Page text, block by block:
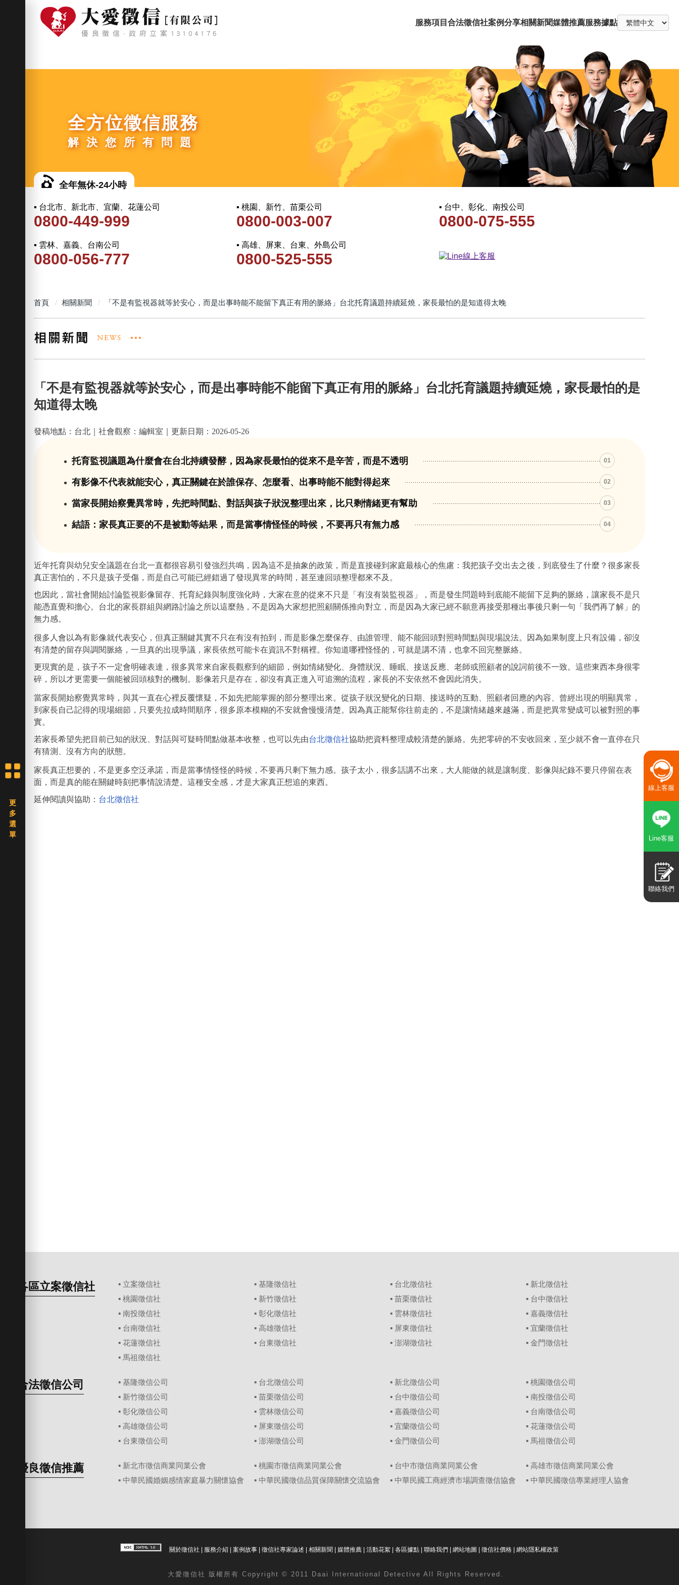
服務項目 合法徵信社案例分享相關新聞媒體推薦服務據點
全方位徵信服務
解決您所有問題
全年無休-24小時
▪ 台北市、新北市、宜蘭、花蓮公司
0800-449-999
▪ 桃園、新竹、苗栗公司
0800-003-007
▪ 台中、彰化、南投公司
0800-075-555
▪ 雲林、嘉義、台南公司
0800-056-777
▪ 高雄、屏東、台東、外島公司
0800-525-555
首頁 相關新聞 「不是有監視器就等於安心，而是出事時能不能留下真正有用的脈絡」台北托育議題持續延燒，家長最怕的是知道得太晚
「不是有監視器就等於安心，而是出事時能不能留下真正有用的脈絡」台北托育議題持續延燒，家長最怕的是
知道得太晚
發稿地點：台北｜社會觀察：編輯室｜更新日期：2026-05-26
托育監視議題為什麼會在台北持續發酵，因為家長最怕的從來不是辛苦，而是不透明 01
有影像不代表就能安心，真正關鍵在於誰保存、怎麼看、出事時能不能對得起來 02
當家長開始察覺異常時，先把時間點、對話與孩子狀況整理出來，比只剩情緒更有幫助 03
結語：家長真正要的不是被動等結果，而是當事情怪怪的時候，不要再只有無力感 04
近年托育與幼兒安全議題在台北一直都很容易引發強烈共鳴，因為這不是抽象的政策，而是直接碰到家庭最核心的焦慮：我把孩子交出去之後，到底發生了什麼？很多家長
真正害怕的，不只是孩子受傷，而是自己可能已經錯過了發現異常的時間，甚至連回頭整理都來不及。
也因此，當社會開始討論監視影像留存、托育紀錄與制度強化時，大家在意的從來不只是「有沒有裝監視器」，而是發生問題時到底能不能留下足夠的脈絡，讓家長不是只
能憑直覺和擔心。台北的家長群組與網路討論之所以這麼熱，不是因為大家想把照顧關係推向對立，而是因為大家已經不願意再接受那種出事後只剩一句「我們再了解」的
無力感。
很多人會以為有影像就代表安心，但真正關鍵其實不只在有沒有拍到，而是影像怎麼保存、由誰管理、能不能回頭對照時間點與現場說法。因為如果制度上只有設備，卻沒
有清楚的留存與調閱脈絡，一旦真的出現爭議，家長依然可能卡在資訊不對稱裡。你知道哪裡怪怪的，可就是講不清，也拿不回完整脈絡。
更現實的是，孩子不一定會明確表達，很多異常來自家長觀察到的細節，例如情緒變化、身體狀況、睡眠、接送反應、老師或照顧者的說詞前後不一致。這些東西本身很零
碎，所以才更需要一個能被回頭核對的機制。影像若只是存在，卻沒有真正進入可追溯的流程，家長的不安依然不會因此消失。
當家長開始察覺異常時，與其一直在心裡反覆懷疑，不如先把能掌握的部分整理出來。從孩子狀況變化的日期、接送時的互動、照顧者回應的內容、曾經出現的明顯異常，
到家長自己記得的現場細節，只要先拉成時間順序，很多原本模糊的不安就會慢慢清楚。因為真正能幫你往前走的，不是讓情緒越來越滿，而是把異常變成可以被對照的事
實。
若家長希望先把目前已知的狀況、對話與可疑時間點做基本收整，也可以先由台北徵信社協助把資料整理成較清楚的脈絡。先把零碎的不安收回來，至少就不會一直停在只
有猜測、沒有方向的狀態。
家長真正想要的，不是更多空泛承諾，而是當事情怪怪的時候，不要再只剩下無力感。孩子太小，很多話講不出來，大人能做的就是讓制度、影像與紀錄不要只停留在表
面，而是真的能在關鍵時刻把事情說清楚。這種安全感，才是大家真正想追的東西。
延伸閱讀與協助： 台北徵信社
各區立案徵信社 ▪ 立案徵信社 ▪ 基隆徵信社 ▪ 台北徵信社 ▪ 新北徵信社
▪ 桃園徵信社 ▪ 新竹徵信社 ▪ 苗栗徵信社 ▪ 台中徵信社
▪ 南投徵信社 ▪ 彰化徵信社 ▪ 雲林徵信社 ▪嘉義徵信社
▪ 台南徵信社 ▪ 高雄徵信社 ▪ 屏東徵信社 ▪宜蘭徵信社
▪ 花蓮徵信社 ▪ 台東徵信社 ▪ 澎湖徵信社 ▪金門徵信社
▪ 馬祖徵信社
合法徵信公司 ▪ 基隆徵信公司 ▪ 台北徵信公司 ▪ 新北徵信公司 ▪桃園徵信公司
▪ 新竹徵信公司 ▪ 苗栗徵信公司 ▪ 台中徵信公司 ▪南投徵信公司
▪ 彰化徵信公司 ▪ 雲林徵信公司 ▪ 嘉義徵信公司 ▪ 台南徵信公司
▪ 高雄徵信公司 ▪ 屏東徵信公司 ▪ 宜蘭徵信公司 ▪花蓮徵信公司
▪ 台東徵信公司 ▪ 澎湖徵信公司 ▪ 金門徵信公司 ▪ 馬祖徵信公司
優良徵信推薦 ▪ 新北市徵信商業同業公會 ▪ 桃園市徵信商業同業公會 ▪ 台中市徵信商業同業公會
▪ 高雄市徵信商業同業公會
▪ 中華民國婚姻感情家庭暴力關懷協會
▪ 中華民國徵信品質保障關懷交流協會 ▪ 中華民國工商經濟市場調查徵信協會 ▪ 中華民國徵信專業經理人協會
關於徵信社 服務介紹 案例故事 徵信社專家論述 相關新聞 媒體推薦 活動花絮 各區據點 聯絡我們 網站地圖 徵信社價格 網站隱私權政策
大愛 徵信社 版權所有 Copyright © 2011 Daai International Detective All Rights Reserved.
線上客服
Line客服
聯絡我們